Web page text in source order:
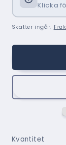
Klicka
Skatter ingår.
Kvantitet